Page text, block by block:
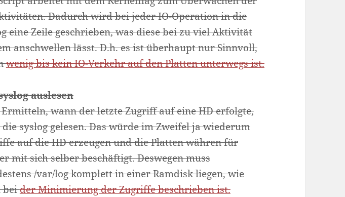
Dadurch wird bei jeder IO-Operation in die
eine Zeile geschrieben, was diese bei zu viel Aktivität
anschwellen lässt. D.h. es ist überhaupt nur Sinnvoll,
wenig bis kein IO-Verkehr auf den Platten unterwegs ist.
auslesen
wann der letzte Zugriff auf eine HD erfolgte,
syslog gelesen. Das würde im Zweifel ja wiederum
auf die HD erzeugen und die Platten währen für
mit sich selber beschäftigt. Deswegen muss
/var/log komplett in einer Ramdisk liegen, wie
beider Minimierung der Zugriffe beschrieben ist.